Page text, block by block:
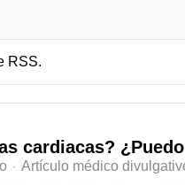
RSS.
cardiacas?
Artículo médico